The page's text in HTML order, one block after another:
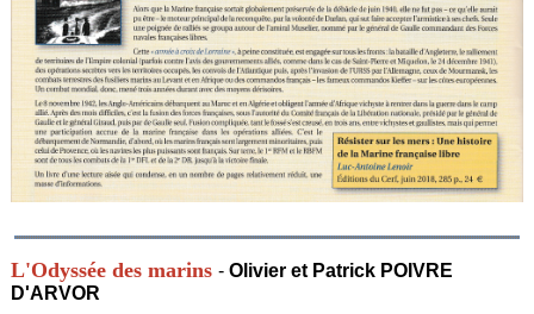
L'Odyssée des marins -Olivier et Patrick POIVRE
D'ARVOR